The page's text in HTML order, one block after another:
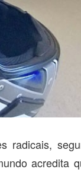
radicais,
acredita